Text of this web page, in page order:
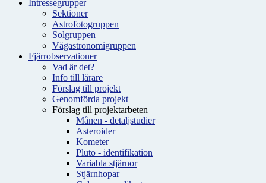
Intressegrupper
Sektioner
Astrofotogruppen
Solgruppen
Vägastronomigruppen
Fjärrobservationer
Vad är det?
Info till lärare
Förslag till projekt
Genomförda projekt
Förslag till projektarbeten
Månen - detaljstudier
Asteroider
Kometer
Pluto - identifikation
Variabla stjärnor
Stjärnhopar